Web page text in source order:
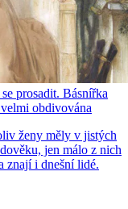
prosadit. Básnířka
obdivována
ženy měly v jistých
jen málo z nich
znají i dnešní lidé.